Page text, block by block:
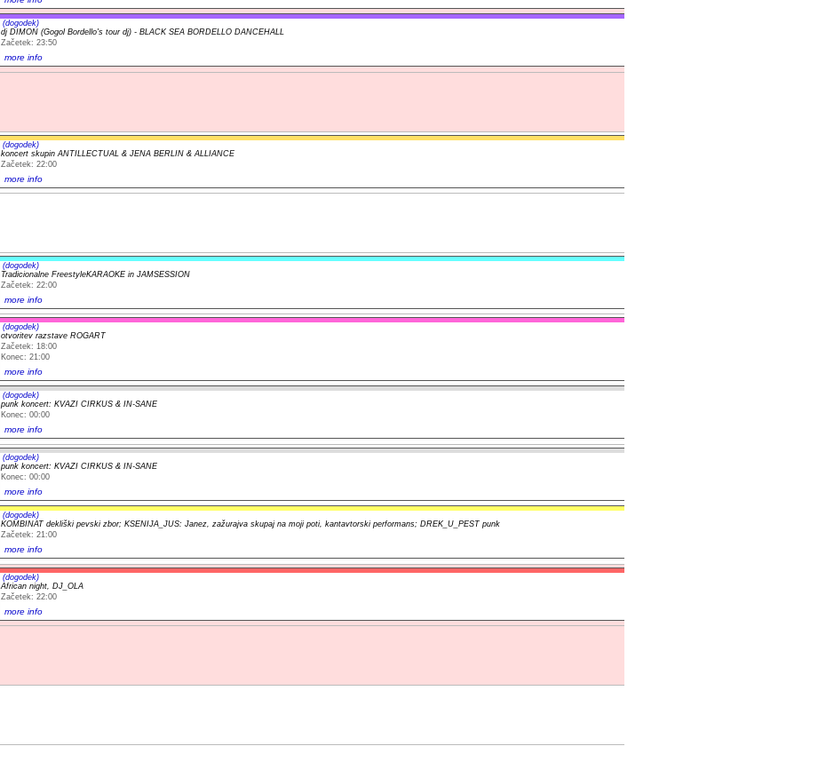
(dogodek)
dj DIMON (Gogol Bordello's tour dj) - BLACK SEA BORDELLO DANCEHALL
Začetek: 23:50
more info
(dogodek)
koncert skupin ANTILLECTUAL & JENA BERLIN & ALLIANCE
Začetek: 22:00
more info
(dogodek)
Tradicionalne FreestyleKARAOKE in JAMSESSION
Začetek: 22:00
more info
(dogodek)
otvoritev razstave ROGART
Začetek: 18:00
Konec: 21:00
more info
(dogodek)
punk koncert: KVAZI CIRKUS & IN-SANE
Konec: 00:00
more info
(dogodek)
punk koncert: KVAZI CIRKUS & IN-SANE
Konec: 00:00
more info
(dogodek)
KOMBINAT dekliški pevski zbor; KSENIJA_JUS: Janez, zažurajva skupaj na moji poti, kantavtorski performans; DREK_U_PEST punk
Začetek: 21:00
more info
(dogodek)
African night, DJ_OLA
Začetek: 22:00
more info